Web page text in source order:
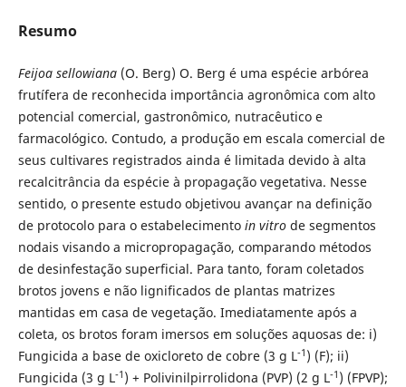
Resumo
Feijoa sellowiana(O. Berg) O. Berg é uma espécie arbórea
frutífera de reconhecida importância agronômica com alto
potencial comercial, gastronômico, nutracêutico e
farmacológico. Contudo, a produção em escala comercial de
seus cultivares registrados ainda é limitada devido à alta
recalcitrância da espécie à propagação vegetativa. Nesse
sentido, o presente estudo objetivou avançar na definição
de protocolo para o estabelecimento in vitrode segmentos
nodais visando a micropropagação, comparando métodos
de desinfestação superficial. Para tanto, foram coletados
brotos jovens e não lignificados de plantas matrizes
mantidas em casa de vegetação. Imediatamente após a
coleta, os brotos foram imersos em soluções aquosas de: i)
Fungicida a base de oxicloreto de cobre (3 g L-1 ) (F); ii)
Fungicida (3 g L-1 ) + Polivinilpirrolidona (PVP) (2 g L-1 ) (FPVP);